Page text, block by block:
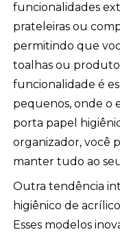
funcionalidades
prateleiras ou
permitindo que
toalhas ou
funcionalidade é
pequenos, onde o
porta papel
organizador, você
manter tudo ao
Outra tendência
higiênico de
Esses modelos